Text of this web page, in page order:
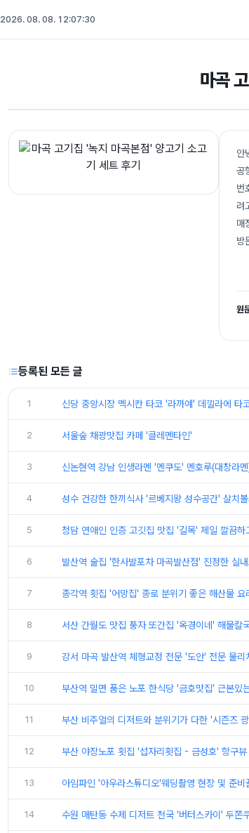
2026. 08. 08. 12:07:31
마곡
안
공
번
려
매
방
원
등록된 모든 글
1 신당 중앙시장 멕시칸 타코 '라까예' 데낄라에 타
2 서울숲 채광맛집 카페 '클레멘타인'
3 신논현역 강남 인생라멘 '멘쿠도' 멘호루(대창라
4 성수 건강한 한끼식사 '르베지왕 성수공간' 살치
5 청담 연애인 인증 고깃집 맛집 '길목' 제일 깔끔
6 발산역 술집 '한사발포차 마곡발산점' 진정한 실
7 종각역 횟집 '어망집' 종로 분위기 좋은 해산물 요
8 서산 간월도 맛집 풍자 또간집 '옥경이네' 해물칼
9 강서 마곡 발산역 체형교정 전문 '도안' 전문 물리
10 부산역 밀면 품은 노포 한식당 '금호맛집' 근본있
11 부산 비주얼의 디저트와 분위기가 다한 '시즌즈
12 부산 야장노포 횟집 '섭자리횟집 - 금성호' 항구
13 아임파인 '아우라스튜디오'웨딩촬영 현장 및 준
14 수원 매탄동 수제 디저트 천국 '버터스카이' 두쫀